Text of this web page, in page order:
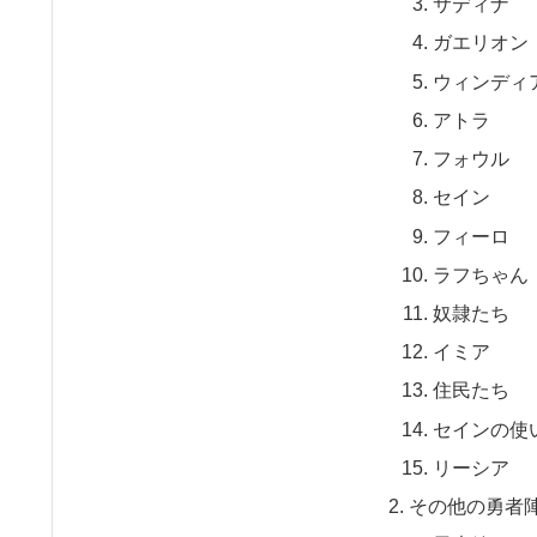
ガエリオン
ウィンディ
アトラ
フォウル
セイン
フィーロ
ラフちゃん
奴隷たち
イミア
住民たち
セインの使
リーシア
その他の勇者